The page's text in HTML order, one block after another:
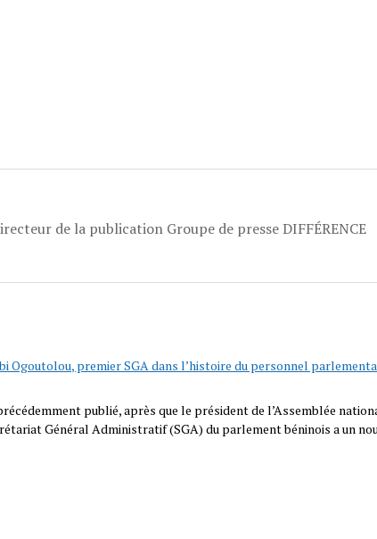
de la publication Groupe de presse DIFFÉRENCE
Ogoutolou, premier SGA dans l’histoire du personnel
publié, après que le président de l’Assemblée
Général Administratif (SGA) du parlement béninois a un